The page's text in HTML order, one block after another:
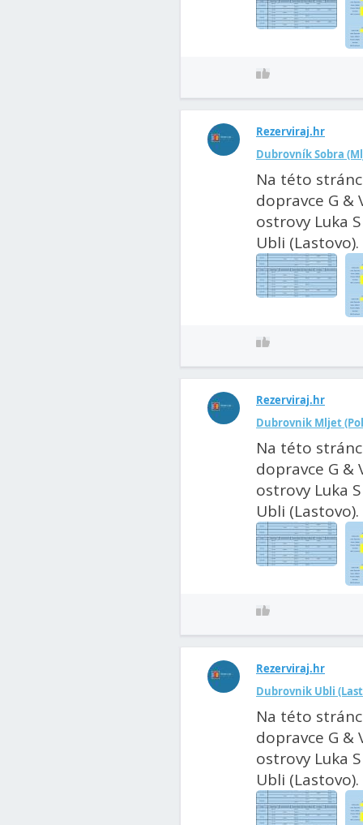
Rezerviraj.hr
Dubrovník Sobra
Na této
dopravce G &
ostrovy Luka
Ubli
Rezerviraj.hr
Dubrovnik Mljet
Na této
dopravce G &
ostrovy Luka
Ubli
Rezerviraj.hr
Dubrovnik Ubli
Na této
dopravce G &
ostrovy Luka
Ubli